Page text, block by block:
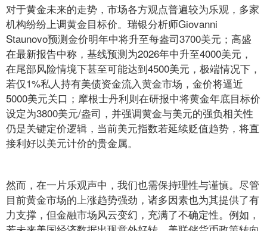
对于黄金未来的走势，市场各方观点普遍较为乐观，多家
机构纷纷上调黄金目标价。瑞银分析师Giovanni
Staunovo预测金价明年中将升至每盎司3700美元；高盛
在最新报告中称，基线预测为2026年中升至4000美元，
在尾部风险情境下甚至可能达到4500美元，极端情况下，
若仅1%私人持有美债资金流入黄金市场，金价将逼近
5000美元关口；摩根士丹利则在研报中将黄金年底目标价
设定为3800美元/盎司，并强调黄金与美元的强负相关性
仍是关键定价逻辑，当前美元指数若延续贬值趋势，将直
接利好以美元计价的贵金属。
然而，在一片乐观声中，我们也需保持理性与谨慎。尽管
目前黄金市场的上涨趋势强劲，诸多因素也为其提供了有
力支撑，但金融市场风云变幻，充满了不确定性。例如，